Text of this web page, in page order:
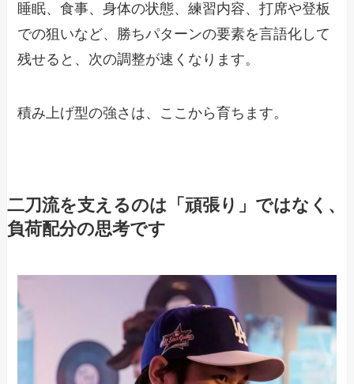
睡眠、食事、身体の状態、練習内容、打席や登板
での狙いなど、勝ちパターンの要素を言語化して
残せると、次の調整が速くなります。
積み上げ型の強さは、ここから育ちます。
二刀流を支えるのは「頑張り」ではなく、
負荷配分の思考です